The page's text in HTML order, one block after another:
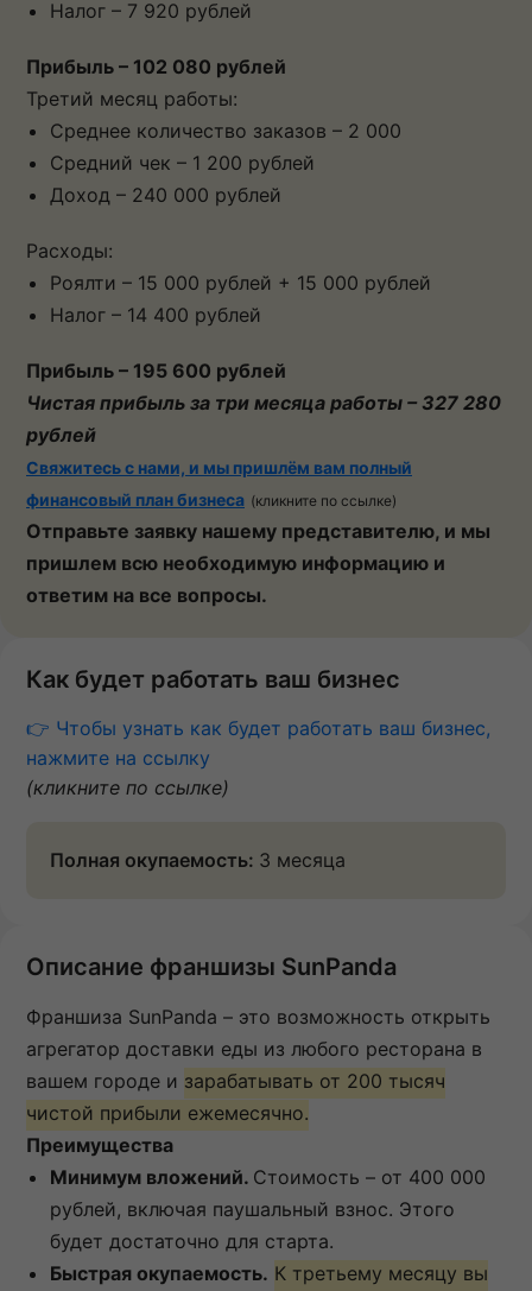
Налог – 7 920 рублей
Прибыль – 102 080 рублей
Третий месяц работы:
Среднее количество заказов – 2 000
Средний чек – 1 200 рублей
Доход – 240 000 рублей
Расходы:
Роялти – 15 000 рублей + 15 000 рублей
Налог – 14 400 рублей
Прибыль – 195 600 рублей
Чистая прибыль за три месяца работы – 327 280
рублей
Свяжитесь с нами, и мы пришлём вам полный
финансовый план бизнеса (кликните по ссылке)
Отправьте заявку нашему представителю, и мы
пришлем всю необходимую информацию и
ответим на все вопросы.
Как будет работать ваш бизнес
👉 Чтобы узнать как будет работать ваш бизнес,
нажмите на ссылку
(кликните по ссылке)
Полная окупаемость: 3 месяца
Описание франшизы SunPanda
Франшиза SunPanda – это возможность открыть
агрегатор доставки еды из любого ресторана в
вашем городе и зарабатывать от 200 тысяч
чистой прибыли ежемесячно.
Преимущества
Минимум вложений. Стоимость – от 400 000
рублей, включая паушальный взнос. Этого
будет достаточно для старта.
Быстрая окупаемость. К третьему месяцу вы